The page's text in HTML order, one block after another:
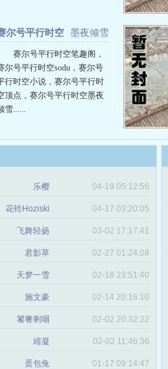
墨夜倾雪
尔号平行时空
赛尔号平行时空笔趣阁，
尔号平行时空sodu，赛尔号
行时空小说，赛尔号平行时
顶点，赛尔号平行时空墨夜
雪......
乐樱 04-19 05:12:56
花铃Hoziski 04-17 03:20:05
飞舞轻扬 03-02 17:17:41
君影草 02-27 01:24:08
天梦一雪 02-18 23:51:40
施文豪 02-14 20:16:10
饕餮剩咽 02-02 20:32:22
靖凝 02-02 11:46:36
蛋包兔 01-17 09:14:47